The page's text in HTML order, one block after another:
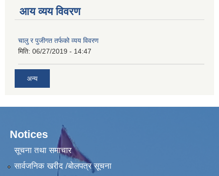
आय व्यय विवरण
चालु र पुजीगत तर्फको व्यय विवरण
मिति: 06/27/2019 - 14:47
अन्य
Notices
सूचना तथा समाचार
सार्वजनिक खरीद /बोलपत्र सूचना